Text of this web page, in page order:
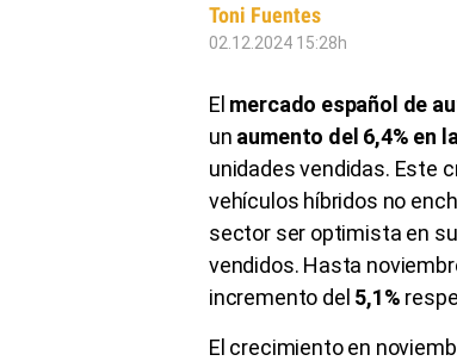
Toni Fuentes
02.12.2024 15:28h
El mercado español de
un aumento del 6,4% en
unidades vendidas. Este
vehículos híbridos no
sector ser optimista en
vendidos. Hasta
incremento del 5,1%
El crecimiento en